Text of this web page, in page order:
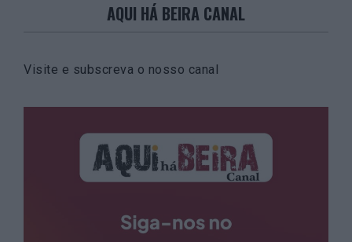
AQUI HÁ BEIRA CANAL
Visite e subscreva o nosso canal